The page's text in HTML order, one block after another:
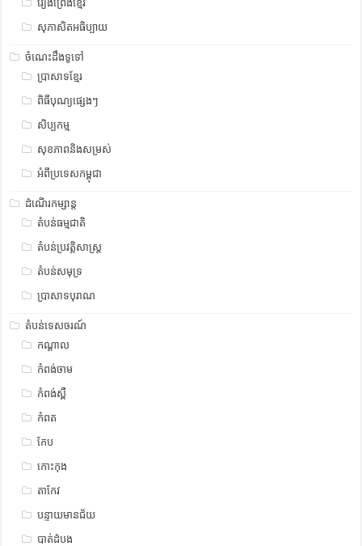
រឿងព្រេងខ្មែរ
សុភាសិតអធិប្បាយ
ចំណេះដឹងទូទៅ
ប្រាសាទខ្មែរ
ពិធីបុណ្យផ្សេងៗ
សិប្បកម្ម
សុខភាពនិងសម្រស់
អំពីប្រទេសកម្ពុជា
ដំណើរកម្សាន្ត
តំបន់ធម្មជាតិ
តំបន់ប្រវត្តិសាស្រ្ត
តំបន់សមុទ្រ
ប្រាសាទបុរាណ
តំបន់ទេសចរណ៍
កណ្តាល
កំពង់ចាម
កំពង់ស្ពឺ
កំពត
កែប
កោះកុង
តាកែវ
បន្ទាយមានជ័យ
បាត់ដំបង